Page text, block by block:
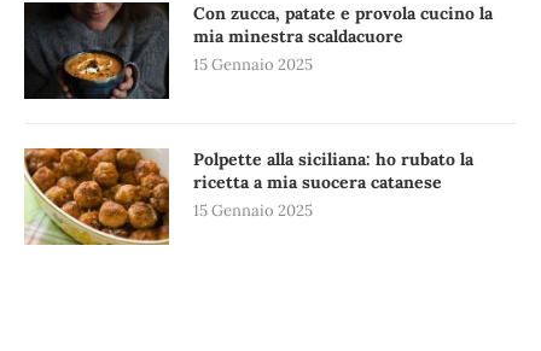
Con zucca, patate e provola cucino la
mia minestra scaldacuore
15 Gennaio 2025
Polpette alla siciliana: ho rubato la
ricetta a mia suocera catanese
15 Gennaio 2025